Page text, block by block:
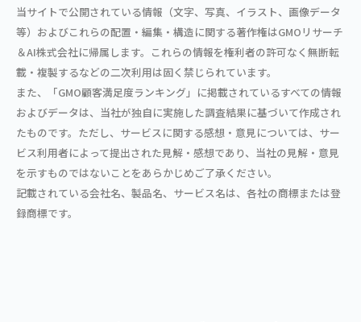
当サイトで公開されている情報（文字、写真、イラスト、画像データ
等）およびこれらの配置・編集・構造に関する著作権はGMOリサーチ
＆AI株式会社に帰属します。これらの情報を権利者の許可なく無断転
載・複製するなどの二次利用は固く禁じられています。
また、「GMO顧客満足度ランキング」に掲載されているすべての情報
およびデータは、当社が独自に実施した調査結果に基づいて作成され
たものです。ただし、サービスに関する感想・意見については、サー
ビス利用者によって提出された見解・感想であり、当社の見解・意見
を示すものではないことをあらかじめご了承ください。
記載されている会社名、製品名、サービス名は、各社の商標または登
録商標です。